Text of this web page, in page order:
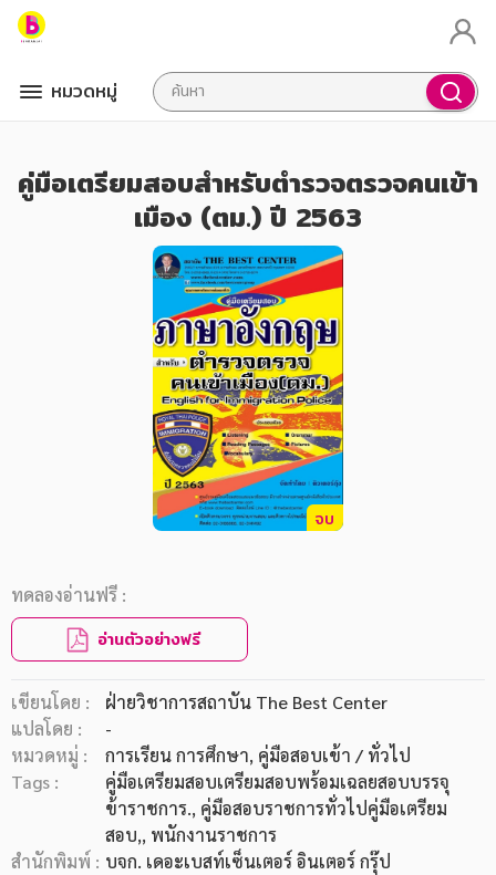
หมวดหมู่
คู่มือเตรียมสอบสำหรับตำรวจตรวจคนเข้า
เมือง (ตม.) ปี 2563
จบ
ทดลองอ่านฟรี :
อ่านตัวอย่างฟรี
เขียนโดย :
ฝ่ายวิชาการสถาบัน The Best Center
แปลโดย :
-
หมวดหมู่ :
การเรียน การศึกษา, คู่มือสอบเข้า / ทั่วไป
Tags :
คู่มือเตรียมสอบเตรียมสอบพร้อมเฉลยสอบบรรจุ
ข้าราชการ., คู่มือสอบราชการทั่วไปคู่มือเตรียม
สอบ,, พนักงานราชการ
สำนักพิมพ์ : บจก. เดอะเบสท์เซ็นเตอร์ อินเตอร์ กรุ๊ป